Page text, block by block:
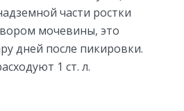
части ростки
мочевины, это
дней после пикировки.
1 ст. л.